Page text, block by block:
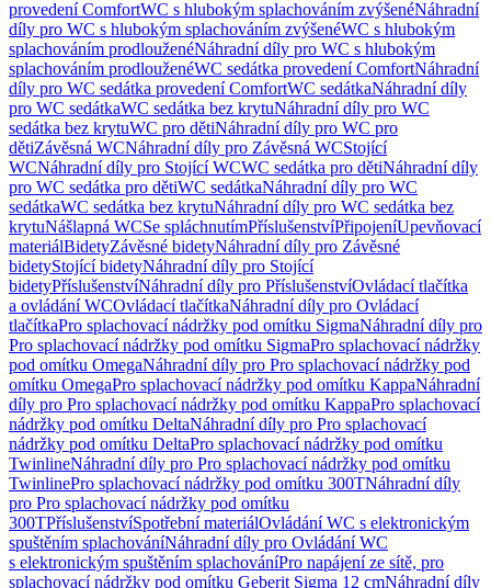
provedení ComfortWC s hlubokým splachováním zvýšenéNáhradní
díly pro WC s hlubokým splachováním zvýšenéWC s hlubokým
splachováním prodlouženéNáhradní díly pro WC s hlubokým
splachováním prodlouženéWC sedátka provedení ComfortNáhradní
díly pro WC sedátka provedení ComfortWC sedátkaNáhradní díly
pro WC sedátkaWC sedátka bez krytuNáhradní díly pro WC
sedátka bez krytuWC pro dětiNáhradní díly pro WC pro
dětiZávěsná WCNáhradní díly pro Závěsná WCStojící
WCNáhradní díly pro Stojící WCWC sedátka pro dětiNáhradní díly
pro WC sedátka pro dětiWC sedátkaNáhradní díly pro WC
sedátkaWC sedátka bez krytuNáhradní díly pro WC sedátka bez
krytuNášlapná WCSe spláchnutímPříslušenstvíPřipojeníUpevňovací
materiálBidetyZávěsné bidetyNáhradní díly pro Závěsné
bidetyStojící bidetyNáhradní díly pro Stojící
bidetyPříslušenstvíNáhradní díly pro PříslušenstvíOvládací tlačítka
a ovládání WCOvládací tlačítkaNáhradní díly pro Ovládací
tlačítkaPro splachovací nádržky pod omítku SigmaNáhradní díly pro
Pro splachovací nádržky pod omítku SigmaPro splachovací nádržky
pod omítku OmegaNáhradní díly pro Pro splachovací nádržky pod
omítku OmegaPro splachovací nádržky pod omítku KappaNáhradní
díly pro Pro splachovací nádržky pod omítku KappaPro splachovací
nádržky pod omítku DeltaNáhradní díly pro Pro splachovací
nádržky pod omítku DeltaPro splachovací nádržky pod omítku
TwinlineNáhradní díly pro Pro splachovací nádržky pod omítku
TwinlinePro splachovací nádržky pod omítku 300TNáhradní díly
pro Pro splachovací nádržky pod omítku
300TPříslušenstvíSpotřební materiálOvládání WC s elektronickým
spuštěním splachováníNáhradní díly pro Ovládání WC
s elektronickým spuštěním splachováníPro napájení ze sítě, pro
splachovací nádržky pod omítku Geberit Sigma 12 cmNáhradní díly